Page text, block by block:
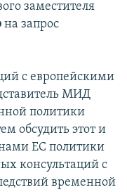
заместителя
на запрос
с европейскими
МИД
политики
обсудить этот и
ЕС политики
консультаций с
временной